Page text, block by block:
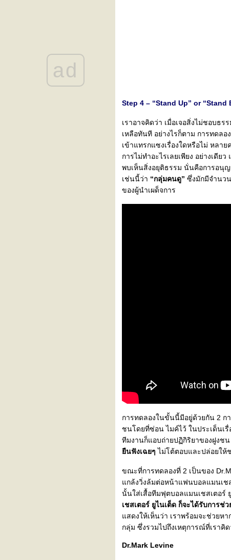
ad
Step 4 – “Stand Up” or “Stand
เราอาจคิดว่า เมื่อเจอสิ่งไม่ชอบธ
เหลือทันที อย่างไรก็ตาม การทดล
เข้าแทรกแซงเรื่องใดหรือไม่ หลา
การไม่ทำอะไรเลยเพียง อย่างเดี
พบเห็นสิ่งอยุติธรรม นั่นคือการอนุ
เช่นนี้ว่า “กลุ่มคนดู” ซึ่งมักมีจำนว
ของผู้นำเผด็จการ
การทดลองในขั้นนี้มีอยู่ด้วยกัน 2 ก
ชนโดยที่ซ่อน ไมค์ไว้ ในประเด็นเรื่
ทีมงานก็แอบถ่ายปฏิกิริยาของฝูงชน
ืนฟังเฉยๆไม่โต้ตอบและปล่อยใ
ขณะที่การทดลองที่ 2 เป็นของ
กล้งวิ่งล้มต่อหน้าแฟนบอลแมนเช
นั้นใส่เสื้อทีมฟุตบอลแมนเชสเตอร์
เชสเตอร์ ยูไนเต็ด ก็จะได้รับการช่
สดงให้เห็นว่า เราพร้อมจะช่วยห
กลุ่ม ซึ่งรวมไปถึงเหตุการณ์ที่เราคิ
Dr.Mark Levine